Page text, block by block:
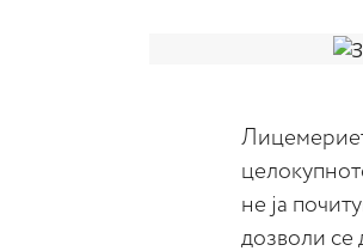
не ја
дозволи